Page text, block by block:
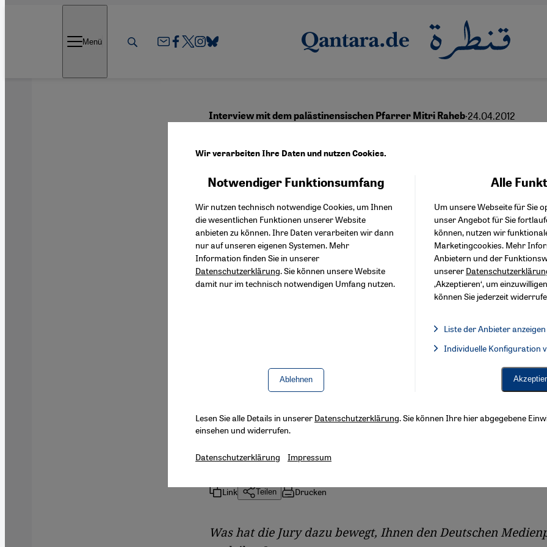
Menü
Interview mit dem palästinensischen Pfarrer Mitri Raheb·24.04.2012
''Ein abgeschotteter Islam
gefährdet mehr Muslime als
Christen''
Deutsch English عربي
Mitri Raheb wurde kürzlich mit dem Deutschen
wesentlich zur Förderung des interreligiösen Dialoges
Eine Gespräch über die Bedeutung dieser Ehrung und
Buch zum Arabischen Frühling.
Link Teilen Drucken
Was hat die Jury dazu bewegt, Ihnen den Deutschen
Wir verarbeiten Ihre Daten und nutzen Cookies.
Notwendiger Funktionsumfang
Wir nutzen technisch notwendige Cookies, um Ihnen
die wesentlichen Funktionen unserer Website
anbieten zu können. Ihre Daten verarbeiten wir dann
nur auf unseren eigenen Systemen. Mehr
Information finden Sie in unserer
Datenschutzerklärung. Sie können unsere Website
damit nur im technisch notwendigen Umfang nutzen.
Ablehnen
Alle
Um unsere Webseite für Sie
unser Angebot für Sie
können, nutzen wir
Marketingcookies. Mehr
Anbietern und der
unserer
‚Akzeptieren‘, um
können Sie jederzeit
Liste der Anbieter anzeigen
Facebook Embed / Facebook
Facebook Embed /
Twitter Embed
Instagram Embed
Youtube Embed
Google Maps Embed
Individuelle Konfiguration
Lesen Sie alle Details in unserer Datenschutzerklärung. Sie können Ihre hier abgegebene
einsehen und widerrufen.
Datenschutzerklärung Impressum